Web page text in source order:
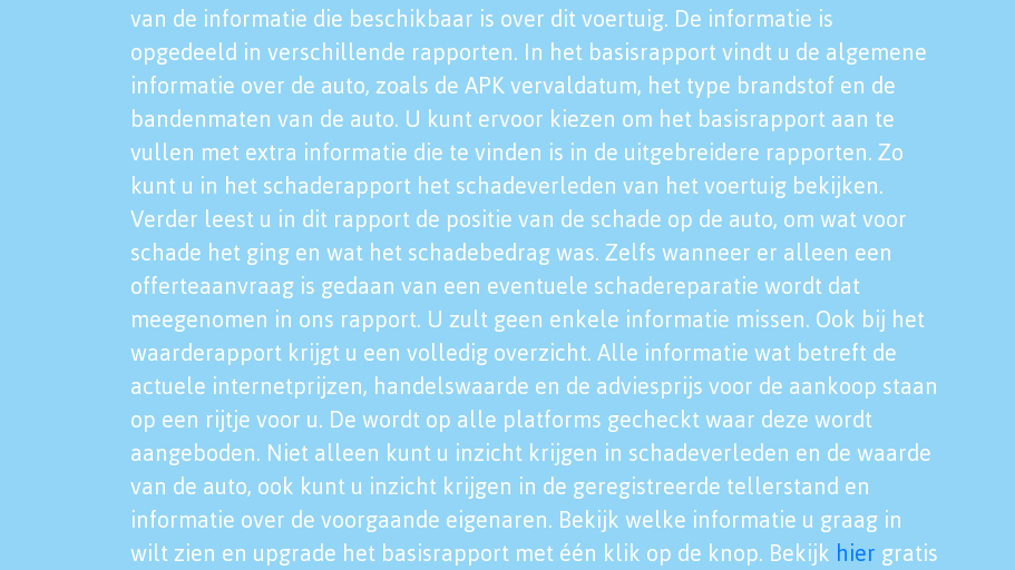
van de informatie die beschikbaar is over dit voertuig. De informatie is
opgedeeld in verschillende rapporten. In het basisrapport vindt u de algemene
informatie over de auto, zoals de APK vervaldatum, het type brandstof en de
bandenmaten van de auto. U kunt ervoor kiezen om het basisrapport aan te
vullen met extra informatie die te vinden is in de uitgebreidere rapporten. Zo
kunt u in het schaderapport het schadeverleden van het voertuig bekijken.
Verder leest u in dit rapport de positie van de schade op de auto, om wat voor
schade het ging en wat het schadebedrag was. Zelfs wanneer er alleen een
offerteaanvraag is gedaan van een eventuele schadereparatie wordt dat
meegenomen in ons rapport. U zult geen enkele informatie missen. Ook bij het
waarderapport krijgt u een volledig overzicht. Alle informatie wat betreft de
actuele internetprijzen, handelswaarde en de adviesprijs voor de aankoop staan
op een rijtje voor u. De wordt op alle platforms gecheckt waar deze wordt
aangeboden. Niet alleen kunt u inzicht krijgen in schadeverleden en de waarde
van de auto, ook kunt u inzicht krijgen in de geregistreerde tellerstand en
informatie over de voorgaande eigenaren. Bekijk welke informatie u graag in
wilt zien en upgrade het basisrapport met één klik op de knop. Bekijk hier gratis